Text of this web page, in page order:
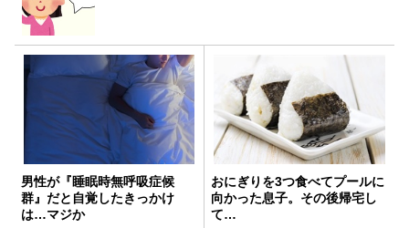
男性が『睡眠時無呼吸症候
群』だと自覚したきっかけ
は…マジか
おにぎりを3つ食べてプールに
向かった息子。その後帰宅し
て…